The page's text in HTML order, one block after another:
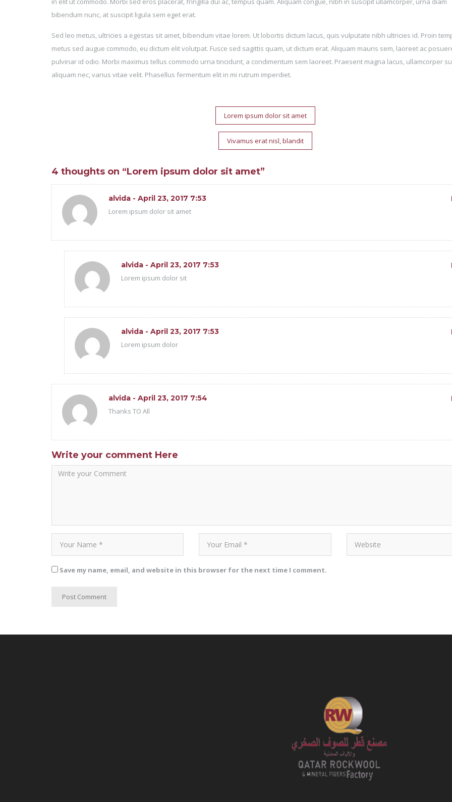
bibendum nunc, at suscipit ligula sem eget erat.
Sed leo metus, ultricies a egestas sit amet, bibendum vitae lorem. Ut lobortis dictum lacus, quis vulputate nibh ultricies id. Proin
metus sed augue commodo, eu dictum elit volutpat. Fusce sed sagittis quam, ut dictum erat. Aliquam mauris sem, laoreet ac
pulvinar id odio. Morbi maximus tellus commodo urna tincidunt, a condimentum sem laoreet. Praesent magna lacus, ullamcorper
aliquam nec, varius vitae velit. Phasellus fermentum elit in mi rutrum imperdiet.
Lorem ipsum dolor sit amet
Vivamus erat nisl, blandit
4 thoughts on “Lorem ipsum dolor sit amet”
alvida - April 23, 2017 7:53
Lorem ipsum dolor sit amet
alvida - April 23, 2017 7:53
Lorem ipsum dolor sit
alvida - April 23, 2017 7:53
Lorem ipsum dolor
alvida - April 23, 2017 7:54
Thanks TO All
Write your comment Here
Save my name, email, and website in this browser for the next time I comment.